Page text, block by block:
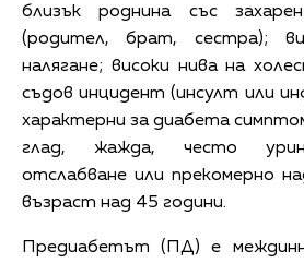
близък роднина със
(родител, брат, сестра);
налягане; високи нива на
съдов инцидент (инсулт или
характерни за диабета
глад, жажда, често
отслабване или прекомерно
възраст над 45 години.
Предиабетът (ПД) е